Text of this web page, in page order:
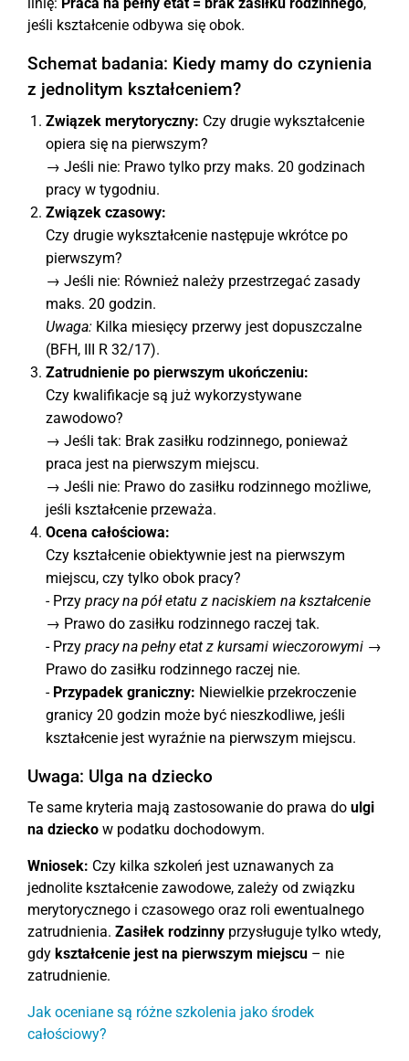
jeśli kształcenie odbywa się obok.
Schemat badania: Kiedy mamy do czynienia
z jednolitym kształceniem?
Związek merytoryczny: Czy drugie wykształcenie
opiera się na pierwszym?
→ Jeśli nie: Prawo tylko przy maks. 20 godzinach
pracy w tygodniu.
Związek czasowy:
Czy drugie wykształcenie następuje wkrótce po
pierwszym?
→ Jeśli nie: Również należy przestrzegać zasady
maks. 20 godzin.
Uwaga: Kilka miesięcy przerwy jest dopuszczalne
(BFH, III R 32/17).
Zatrudnienie po pierwszym ukończeniu:
Czy kwalifikacje są już wykorzystywane
zawodowo?
→ Jeśli tak: Brak zasiłku rodzinnego, ponieważ
praca jest na pierwszym miejscu.
→ Jeśli nie: Prawo do zasiłku rodzinnego możliwe,
jeśli kształcenie przeważa.
Ocena całościowa:
Czy kształcenie obiektywnie jest na pierwszym
miejscu, czy tylko obok pracy?
- Przy pracy na pół etatu z naciskiem na kształcenie
→ Prawo do zasiłku rodzinnego raczej tak.
- Przy pracy na pełny etat z kursami wieczorowymi →
Prawo do zasiłku rodzinnego raczej nie.
- Przypadek graniczny: Niewielkie przekroczenie
granicy 20 godzin może być nieszkodliwe, jeśli
kształcenie jest wyraźnie na pierwszym miejscu.
Uwaga: Ulga na dziecko
Te same kryteria mają zastosowanie do prawa do ulgi
na dziecko w podatku dochodowym.
Wniosek: Czy kilka szkoleń jest uznawanych za
jednolite kształcenie zawodowe, zależy od związku
merytorycznego i czasowego oraz roli ewentualnego
zatrudnienia. Zasiłek rodzinny przysługuje tylko wtedy,
gdy kształcenie jest na pierwszym miejscu – nie
zatrudnienie.
Jak oceniane są różne szkolenia jako środek
całościowy?